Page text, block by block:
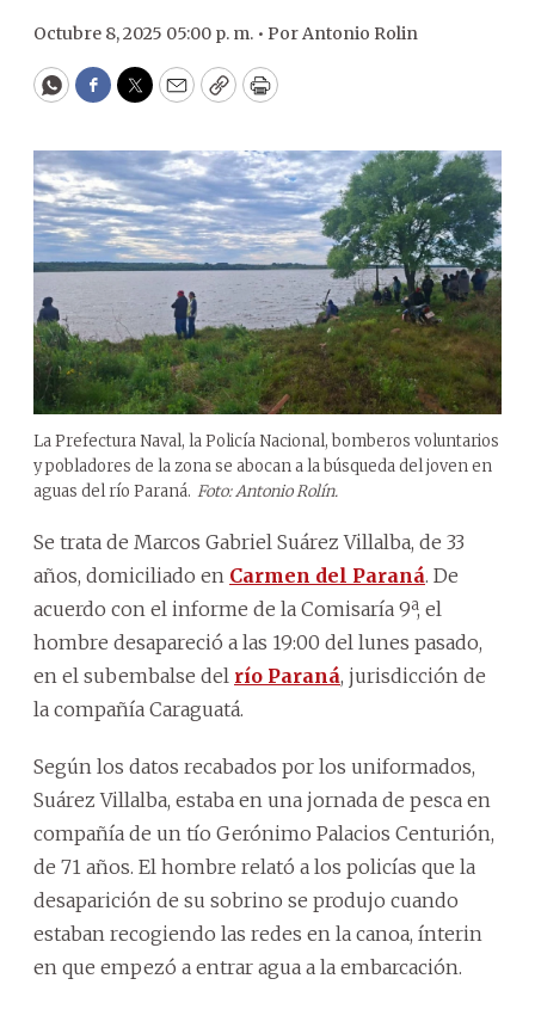
Octubre 8, 2025 05:00 p. m. • PorAntonio Rolin
WhatsApp
Facebook
Twitter
EmailCopyPrint
La Prefectura Naval, la Policía Nacional, bomberos voluntarios
y pobladores de la zona se abocan a la búsqueda del joven en
aguas del río Paraná. Foto: Antonio Rolín.
Se trata de Marcos Gabriel Suárez Villalba, de 33
años, domiciliado en Carmen del Paraná. De
acuerdo con el informe de la Comisaría 9ª, el
hombre desapareció a las 19:00 del lunes pasado,
en el subembalse del río Paraná, jurisdicción de
la compañía Caraguatá.
Según los datos recabados por los uniformados,
Suárez Villalba, estaba en una jornada de pesca en
compañía de un tío Gerónimo Palacios Centurión,
de 71 años. El hombre relató a los policías que la
desaparición de su sobrino se produjo cuando
estaban recogiendo las redes en la canoa, ínterin
en que empezó a entrar agua a la embarcación.